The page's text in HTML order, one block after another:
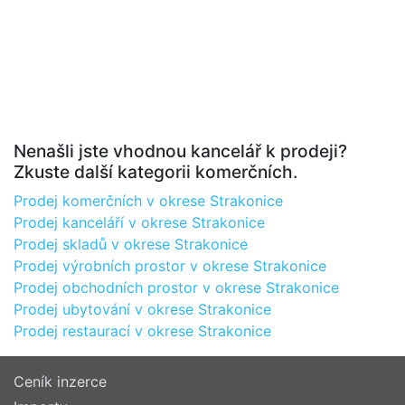
Nenašli jste vhodnou kancelář k prodeji?
Zkuste další kategorii komerčních.
Prodej komerčních v okrese Strakonice
Prodej kanceláří v okrese Strakonice
Prodej skladů v okrese Strakonice
Prodej výrobních prostor v okrese Strakonice
Prodej obchodních prostor v okrese Strakonice
Prodej ubytování v okrese Strakonice
Prodej restaurací v okrese Strakonice
Ceník inzerce